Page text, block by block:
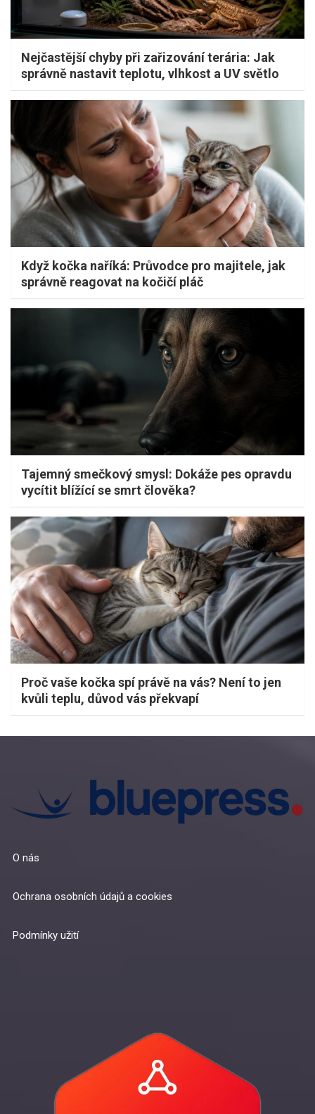
Nejčastější chyby při zařizování terária: Jak
správně nastavit teplotu, vlhkost a UV světlo
Když kočka naříká: Průvodce pro majitele, jak
správně reagovat na kočičí pláč
Tajemný smečkový smysl: Dokáže pes opravdu
vycítit blížící se smrt člověka?
Proč vaše kočka spí právě na vás? Není to jen
kvůli teplu, důvod vás překvapí
O nás
Ochrana osobních údajů a cookies
Podmínky užití